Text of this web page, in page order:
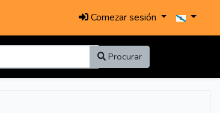
Comezar sesión
Procurar